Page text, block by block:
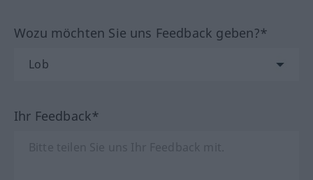
Wozu möchten Sie uns Feedback geben?*
Ihr Feedback*